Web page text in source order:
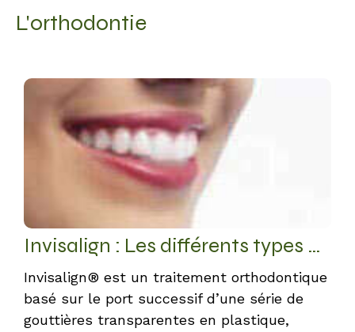
L'orthodontie
Invisalign : Les différents types de traitements
Invisalign® est un traitement orthodontique
basé sur le port successif d’une série de
gouttières transparentes en plastique,